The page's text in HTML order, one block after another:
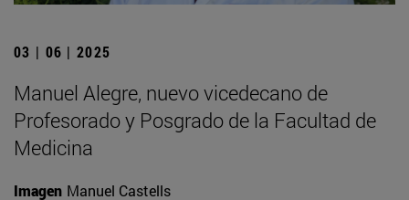
03 | 06 | 2025
Manuel Alegre, nuevo vicedecano de
Profesorado y Posgrado de la Facultad de
Medicina
Imagen Manuel Castells